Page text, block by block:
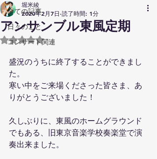
全ての記事
日々のこと
コンサート関連
アンサンブル東風定期
堀米綾
2020年2月7日 読了時間: 1分
5つ星のうちNaNと評価されています。
盛況のうちに終了することができまし
た。
寒い中をご来場くださった皆さま、あ
りがとうございました！
久しぶりに、東風のホームグラウンド
でもある、旧東京音楽学校奏楽堂で演
奏出来ました。